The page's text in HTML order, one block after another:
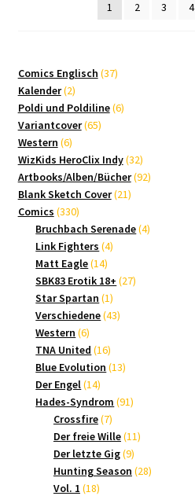
1
2 3 4
Comics Englisch 3737
Kalender 22
Produkte
Poldi und Poldiline 66
Variantcover 6565
Western 66
Produkte
WizKids HeroClix Indy 3232
Produkte
Artbooks/Alben/Bücher 9292
Blank Sketch Cover 2121
Comics 330330
Produkte
Bruchbach Serenade 44
Link Fighters 44
Matt Eagle 1414
Produkte
SBK83 Erotik 18+ 2727
Star Spartan 11
Produkt
Verschiedene 4343
Western 66
Produkte
TNA United 1616
Produkte
Blue Evolution 1313
Der Engel 1414
Produkte
Hades-Syndrom 9191
Crossfire 77
Produkte
Der freie Wille 1111
Der letzte Gig 99
Produkte
Hunting Season 2828
Vol. 1 1818